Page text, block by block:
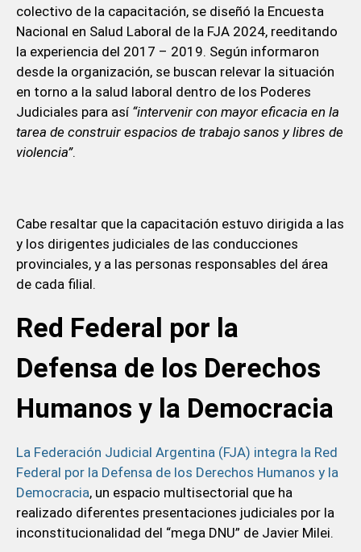
colectivo de la capacitación, se diseñó la Encuesta
Nacional en Salud Laboral de la FJA 2024, reeditando
la experiencia del 2017 – 2019. Según informaron
desde la organización, se buscan relevar la situación
en torno a la salud laboral dentro de los Poderes
Judiciales para así “intervenir con mayor eficacia en la
tarea de construir espacios de trabajo sanos y libres de
violencia”.
Cabe resaltar que la capacitación estuvo dirigida a las
y los dirigentes judiciales de las conducciones
provinciales, y a las personas responsables del área
de cada filial.
Red Federal por la
Defensa de los Derechos
Humanos y la Democracia
La Federación Judicial Argentina (FJA) integra la Red
Federal por la Defensa de los Derechos Humanos y la
Democracia, un espacio multisectorial que ha
realizado diferentes presentaciones judiciales por la
inconstitucionalidad del “mega DNU” de Javier Milei.